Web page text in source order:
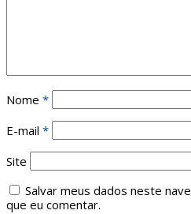
Nome *
E-mail *
Site
Salvar meus dados neste
que eu comentar.